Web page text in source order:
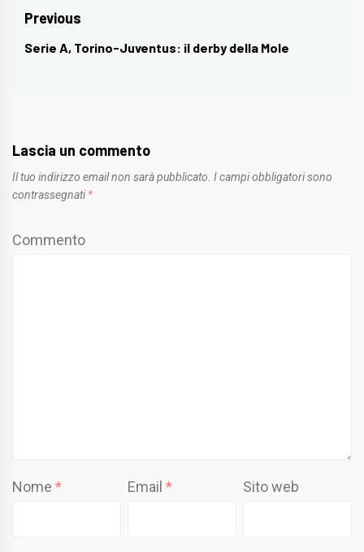
Navigazione
articoli
Previous
Previous
Serie A, Torino-Juventus: il derby della Mole
Lascia un commento
Il tuo indirizzo email non sarà pubblicato. I campi obbligatori sono
contrassegnati *
Commento
Nome * Email* Sito web